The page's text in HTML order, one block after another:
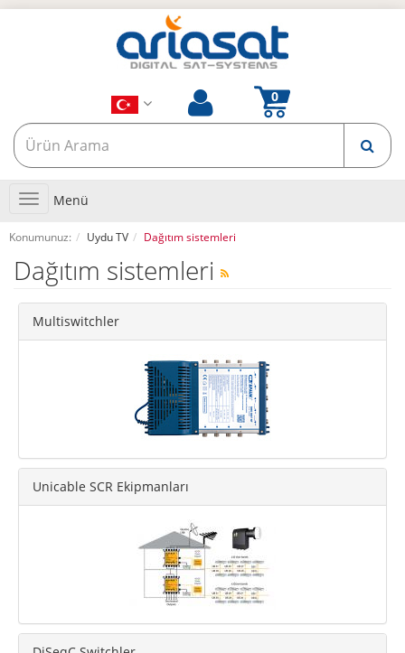
Toggle
navigation
Menü
Konumunuz: Uydu TV Dağıtım sistemleri
Dağıtım sistemleri
Multiswitchler
Unicable SCR Ekipmanları